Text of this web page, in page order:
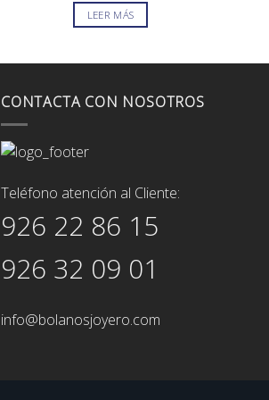
original
era:
actual
es:
LEER MÁS
CONTACTA CON NOSOTROS
Teléfono atención al Cliente:
926 22 86 15
926 32 09 01
info@bolanosjoyero.com